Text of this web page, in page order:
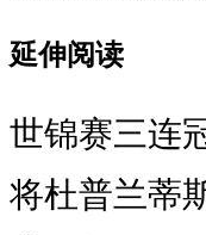
延伸阅读
世锦赛三连
将杜普兰蒂